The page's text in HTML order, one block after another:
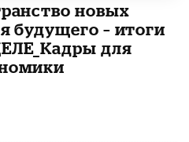
новых
будущего – итоги
для